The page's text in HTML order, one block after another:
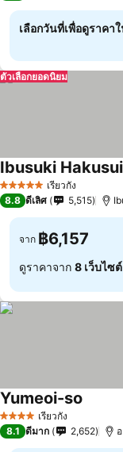
เลือกวันที่เพื่อดูราคา
ตัวเลือกยอดนิยม
5 ดาว เรียวกัง
Ibusuki
8.8 ดีเลิศ 5,515
จาก ฿6,157
ดูราคาจาก 8 เว็บไซต์
4 ดาว เรียวกัง
Yumeoi-so
8.1 ดีมาก 2,652